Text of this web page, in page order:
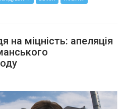
на міцність: апеляція